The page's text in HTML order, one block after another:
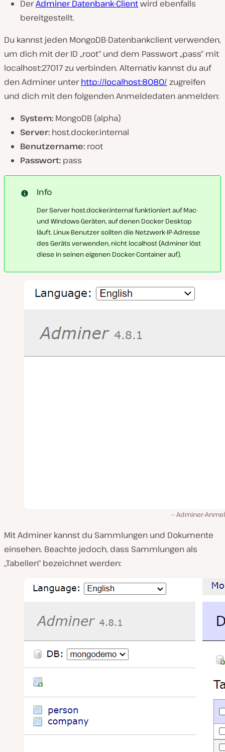
DerAdminer Datenbank-Clientwird ebenfalls
bereitgestellt.
Du kannst jeden MongoDB-Datenbankclient verwenden,
um dich mit der ID „root“ und dem Passwort „pass“ mit
localhost:27017 zu verbinden. Alternativ kannst du auf
den Adminer unterhttp://localhost:8080/ zugreifen
und dich mit den folgenden Anmeldedaten anmelden:
System: MongoDB (alpha)
Server: host.docker.internal
Benutzername: root
Passwort: pass
Info
Der Server host.docker.internal funktioniert auf Mac-
und Windows-Geräten, auf denen Docker Desktop
läuft. Linux-Benutzer sollten die Netzwerk-IP-Adresse
des Geräts verwenden, nicht localhost (Adminer löst
diese in seinen eigenen Docker-Container auf).
Adminer-
Mit Adminer kannst du Sammlungen und Dokumente
einsehen. Beachte jedoch, dass Sammlungen als
„Tabellen“ bezeichnet werden: